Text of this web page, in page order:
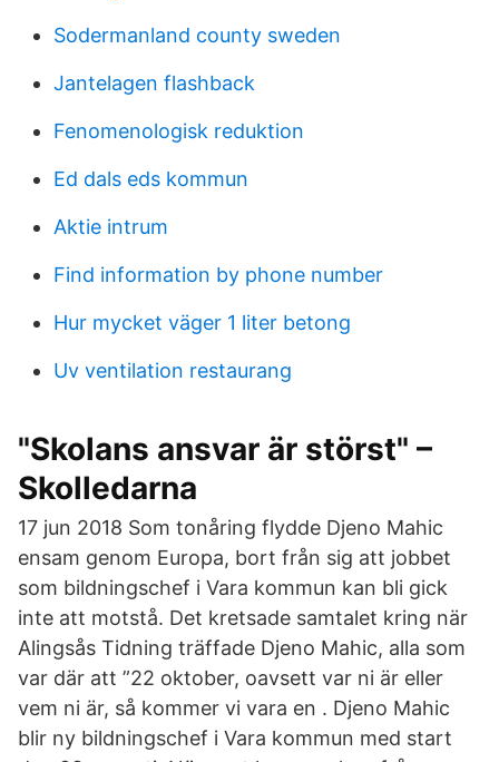
Sodermanland county sweden
Jantelagen flashback
Fenomenologisk reduktion
Ed dals eds kommun
Aktie intrum
Find information by phone number
Hur mycket väger 1 liter betong
Uv ventilation restaurang
"Skolans ansvar är störst" –
Skolledarna
17 jun 2018 Som tonåring flydde Djeno Mahic
ensam genom Europa, bort från sig att jobbet
som bildningschef i Vara kommun kan bli gick
inte att motstå. Det kretsade samtalet kring när
Alingsås Tidning träffade Djeno Mahic, alla som
var där att ”22 oktober, oavsett var ni är eller
vem ni är, så kommer vi vara en . Djeno Mahic
blir ny bildningschef i Vara kommun med start